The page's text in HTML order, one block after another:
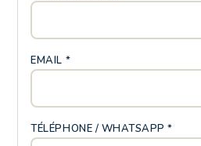
EMAIL *
TÉLÉPHONE / WHATSAPP *